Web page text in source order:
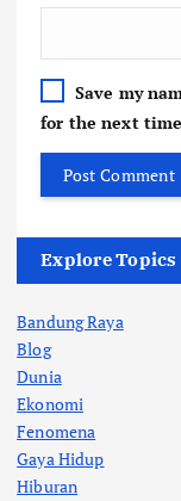
Save my
for the next
Explore Topics
Bandung Raya
Blog
Dunia
Ekonomi
Fenomena
Gaya Hidup
Hiburan